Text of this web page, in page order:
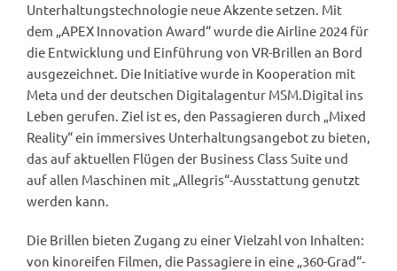
Unterhaltungstechnologie neue Akzente setzen. Mit
dem „APEX Innovation Award“ wurde die Airline 2024 für
die Entwicklung und Einführung von VR-Brillen an Bord
ausgezeichnet. Die Initiative wurde in Kooperation mit
Meta und der deutschen Digitalagentur MSM.Digital ins
Leben gerufen. Ziel ist es, den Passagieren durch „Mixed
Reality“ ein immersives Unterhaltungsangebot zu bieten,
das auf aktuellen Flügen der Business Class Suite und
auf allen Maschinen mit „Allegris“-Ausstattung genutzt
werden kann.
Die Brillen bieten Zugang zu einer Vielzahl von Inhalten:
von kinoreifen Filmen, die Passagiere in eine „360-Grad“-